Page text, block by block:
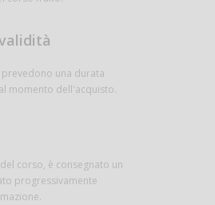
una durata
momento dell'acquisto.
corso, è consegnato un
progressivamente